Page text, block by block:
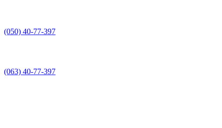
(050) 40-77-397
(063) 40-77-397